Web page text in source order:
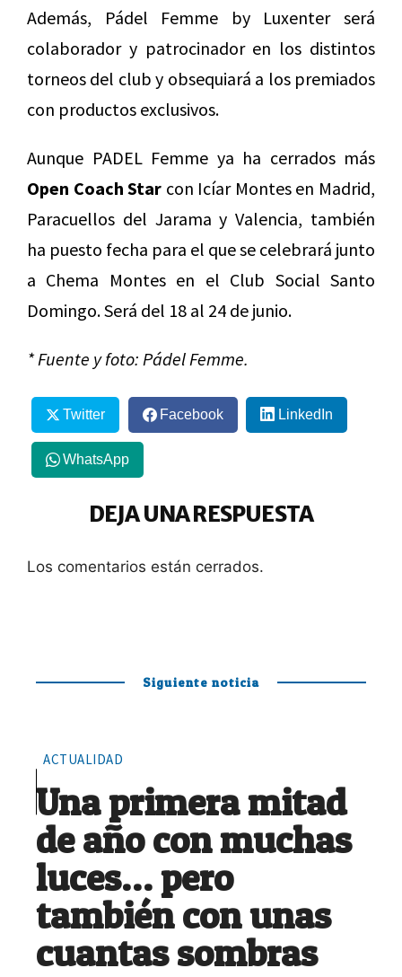
Además, Pádel Femme by Luxenter será
colaborador y patrocinador en los distintos
torneos del club y obsequiará a los premiados
con productos exclusivos.
Aunque PADEL Femme ya ha cerrados más
Open Coach Star con Icíar Montes en Madrid,
Paracuellos del Jarama y Valencia, también
ha puesto fecha para el que se celebrará junto
a Chema Montes en el Club Social Santo
Domingo. Será del 18 al 24 de junio.
* Fuente y foto: Pádel Femme.
Twitter Facebook LinkedIn
WhatsApp
DEJA UNA RESPUESTA
Los comentarios están cerrados.
Siguiente noticia
ACTUALIDAD
Una primera mitad
de año con muchas
luces… pero
también con unas
cuantas sombras